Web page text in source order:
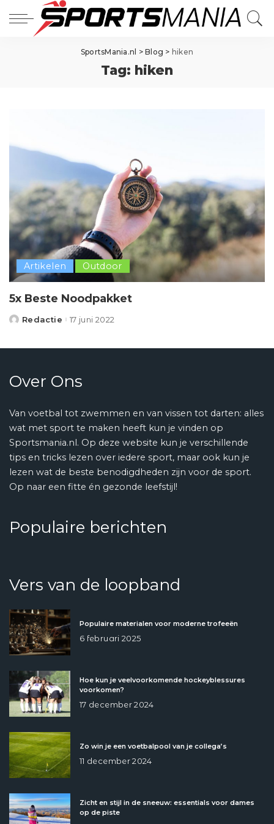
SportsMania.nl >Blog > hiken
Tag: hiken
Artikelen Outdoor
5x Beste Noodpakket
Posted
Redactie 17 juni 2022
Over Ons
Van voetbal tot zwemmen en van vissen tot darten: alles
wat met sport te maken heeft kun je vinden op
Sportsmania.nl. Op deze website kun je verschillende
tips en tricks lezen over iedere sport, maar ook kun je
lezen wat de beste benodigdheden zijn voor de sport.
Op naar een fitte én gezonde leefstijl!
Populaire berichten
Vers van de loopband
Populaire materialen voor moderne trofeeën
6 februari 2025
Hoe kun je veelvoorkomende hockeyblessures
voorkomen?
17 december 2024
Zo win je een voetbalpool van je collega’s
11 december 2024
Zicht en stijl in de sneeuw: essentials voor dames
op de piste